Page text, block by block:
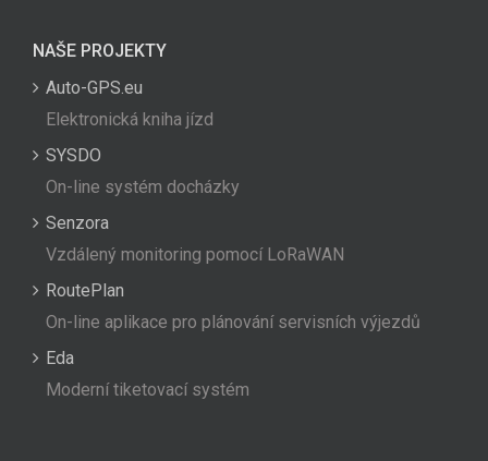
NAŠE PROJEKTY
Auto-GPS.eu
Elektronická kniha jízd
SYSDO
On-line systém docházky
Senzora
Vzdálený monitoring pomocí LoRaWAN
RoutePlan
On-line aplikace pro plánování servisních výjezdů
Eda
Moderní tiketovací systém